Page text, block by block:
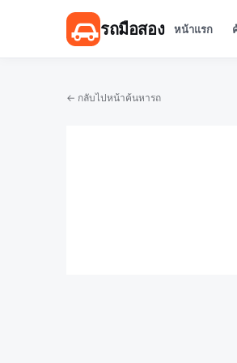
รถมือสอง หน้าแรก
← กลับไปหน้าค้นหารถ